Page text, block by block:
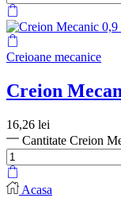
Creioane mecanice
Creion
16,26 lei
Cantitate Creion
Acasa